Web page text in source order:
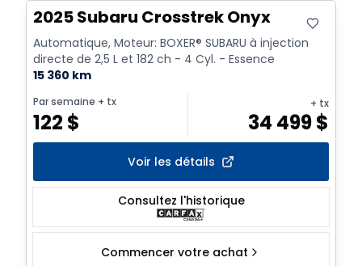
2025 Subaru Crosstrek Onyx
Automatique, Moteur: BOXER® SUBARU à injection
directe de 2,5 L et 182 ch - 4 Cyl. - Essence
15 360 km
Par semaine + tx
122 $
+ tx
34 499$
Voir les détails
Consultez l'historique
Commencer votre achat